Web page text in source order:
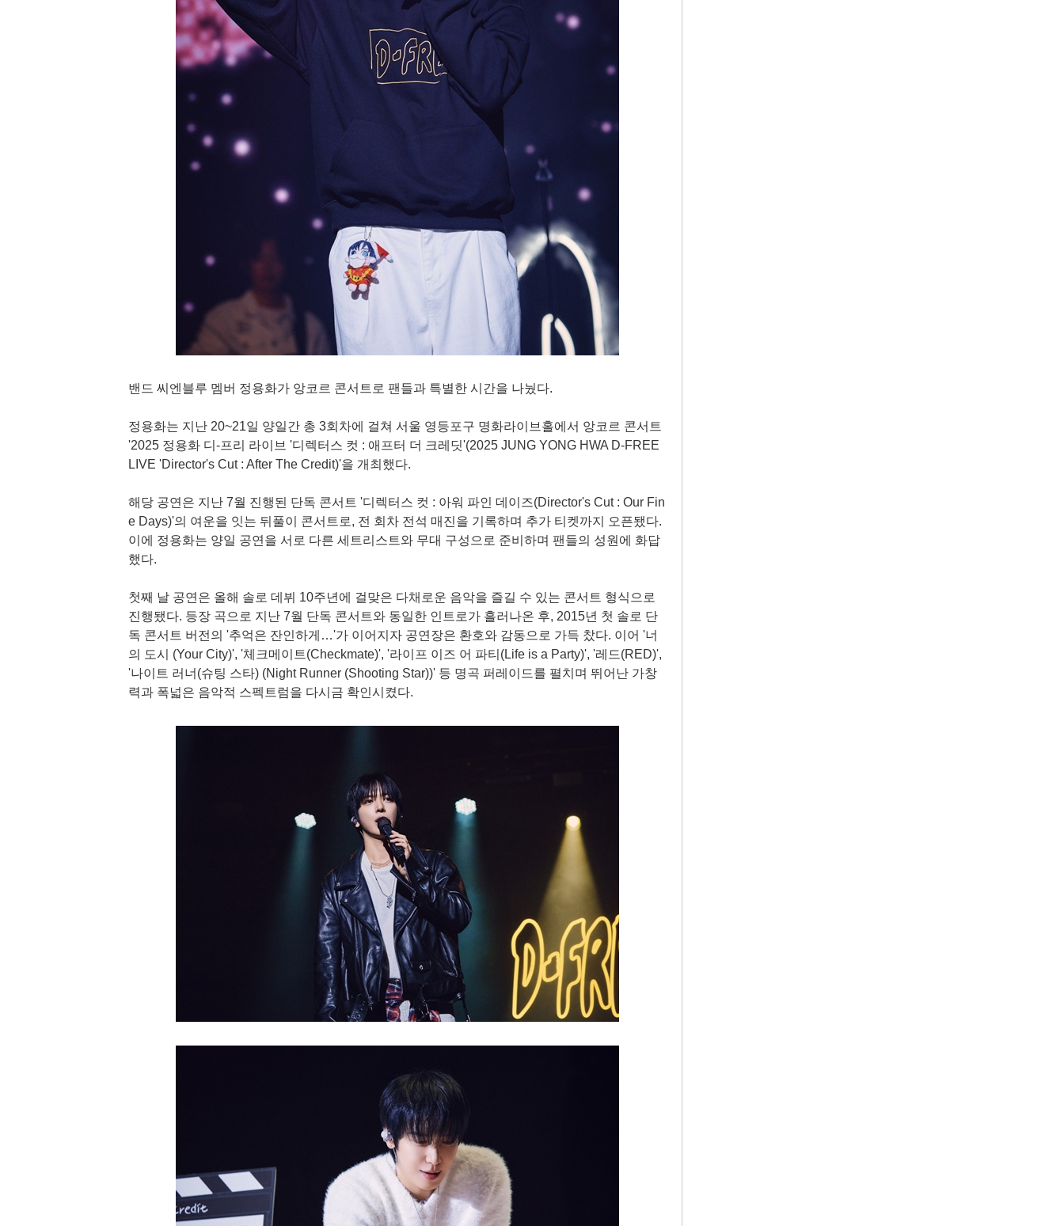
밴드 씨엔블루 멤버 정용화가 앙코르 콘서트로 팬들과 특별한 시간을 나눴다.
정용화는 지난 20~21일 양일간 총 3회차에 걸쳐 서울 영등포구 명화라이브홀에서 앙코르 콘서트
'2025 정용화 디-프리 라이브 '디렉터스 컷 : 애프터 더 크레딧'(2025 JUNG YONG HWA D-FREE
LIVE 'Director's Cut : After The Credit)'을 개최했다.
해당 공연은 지난 7월 진행된 단독 콘서트 '디렉터스 컷 : 아워 파인 데이즈(Director's Cut : Our Fin
e Days)'의 여운을 잇는 뒤풀이 콘서트로, 전 회차 전석 매진을 기록하며 추가 티켓까지 오픈됐다.
이에 정용화는 양일 공연을 서로 다른 세트리스트와 무대 구성으로 준비하며 팬들의 성원에 화답
했다.
첫째 날 공연은 올해 솔로 데뷔 10주년에 걸맞은 다채로운 음악을 즐길 수 있는 콘서트 형식으로
진행됐다. 등장 곡으로 지난 7월 단독 콘서트와 동일한 인트로가 흘러나온 후, 2015년 첫 솔로 단
독 콘서트 버전의 '추억은 잔인하게…'가 이어지자 공연장은 환호와 감동으로 가득 찼다. 이어 '너
의 도시 (Your City)', '체크메이트(Checkmate)', '라이프 이즈 어 파티(Life is a Party)', '레드(RED)',
'나이트 러너(슈팅 스타) (Night Runner (Shooting Star))' 등 명곡 퍼레이드를 펼치며 뛰어난 가창
력과 폭넓은 음악적 스펙트럼을 다시금 확인시켰다.